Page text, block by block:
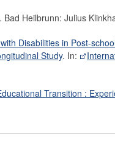
. Bad Heilbrunn: Julius
Disabilities in Post-
Study. In:
Transition :